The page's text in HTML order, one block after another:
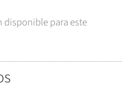
disponible para este